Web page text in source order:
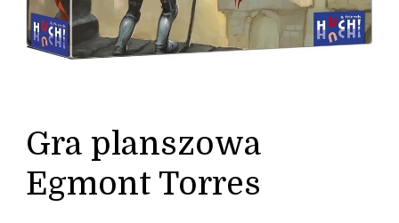
Gra planszowa
Egmont Torres